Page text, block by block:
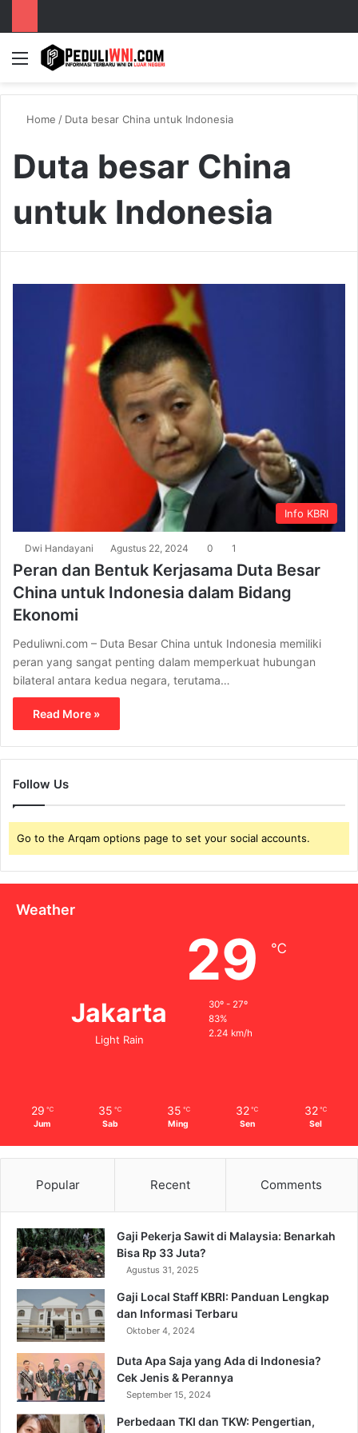
Menu
Home / Duta besar China untuk Indonesia
Duta besar China
untuk Indonesia
Info KBRI
Dwi Handayani Agustus 22, 2024 0 1
Peran dan Bentuk Kerjasama Duta Besar
China untuk Indonesia dalam Bidang
Ekonomi
Peduliwni.com – Duta Besar China untuk Indonesia memiliki
peran yang sangat penting dalam memperkuat hubungan
bilateral antara kedua negara, terutama…
Read More »
Follow Us
Go to the Arqam options page to set your social accounts.
Weather
Jakarta
Light Rain
29 ℃
30º - 27º
83%
2.24 km/h
29 ℃
Jum
35 ℃
Sab
35 ℃
Ming
32 ℃
Sen
32 ℃
Sel
Popular Recent Comments
Gaji Pekerja Sawit di Malaysia: Benarkah
Bisa Rp 33 Juta?
Agustus 31, 2025
Gaji Local Staff KBRI: Panduan Lengkap
dan Informasi Terbaru
Oktober 4, 2024
Duta Apa Saja yang Ada di Indonesia?
Cek Jenis & Perannya
September 15, 2024
Perbedaan TKI dan TKW: Pengertian,